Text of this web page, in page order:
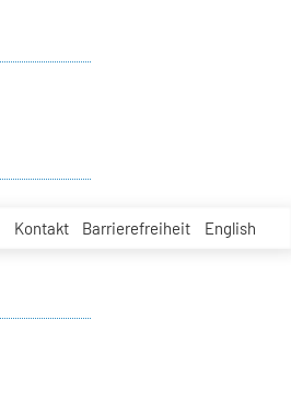
Kontakt Barrierefreiheit English